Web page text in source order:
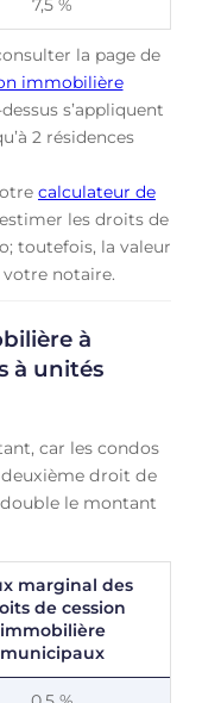
7,5 %
la page de
immobilière
s’appliquent
2 résidences
calculateur de
les droits de
toutefois, la valeur
notaire.
à
à unités
car les condos
droit de
le montant
marginal des
de cession
immobilière
municipaux